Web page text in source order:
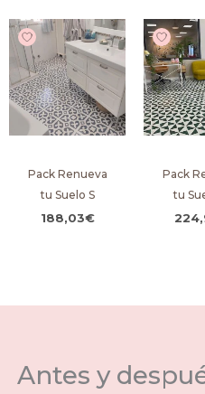
Pack Renueva
tu Suelo S
188,03€
Pack
tu
Antes y